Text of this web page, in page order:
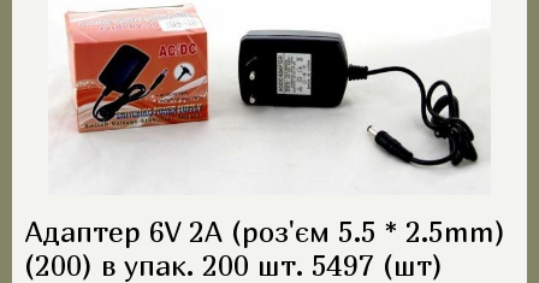
Адаптер 6V 2A (роз'єм 5.5 * 2.5mm)
(200) в упак. 200 шт. 5497 (шт)